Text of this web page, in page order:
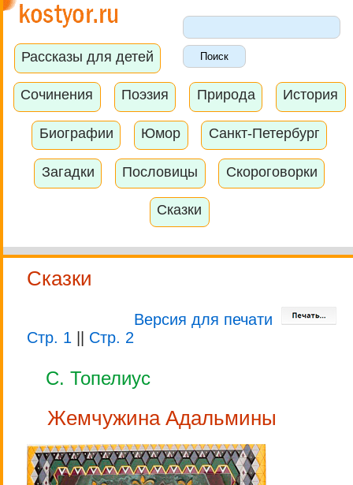
Рассказы для детей
Сочинения Поэзия Природа История
Биографии Юмор Санкт-Петербург
Загадки Пословицы Скороговорки
Сказки
Сказки
Версия для печати
Стр. 1
Стр. 2
С. Топелиус
Жемчужина Адальмины